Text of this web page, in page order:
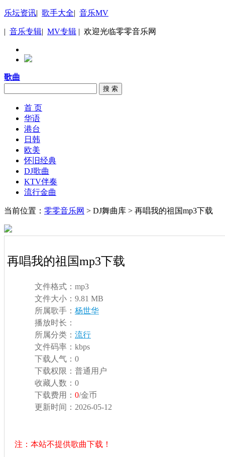
乐坛资讯| 歌手大全| 音乐MV
| 音乐专辑| MV专辑 | 欢迎光临零零音乐网
歌曲
搜 索
首 页
华语
港台
日韩
欧美
怀旧经典
DJ歌曲
KTV伴奏
流行金曲
当前位置： 零零音乐网 > DJ舞曲库 > 再唱我的祖国mp3下载
再唱我的祖国mp3下载
文件格式： mp3
文件大小： 9.81 MB
所属歌手： 杨世华
播放时长：
所属分类： 流行
文件码率： kbps
下载人气： 0
下载权限： 普通用户
收藏人数： 0
下载费用： 0/金币
更新时间： 2026-05-12
注：本站不提供歌曲下载！